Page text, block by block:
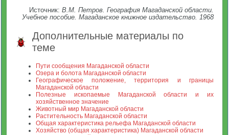
Источник: В.М. Петров. География Магаданской области.
Учебное пособие. Магаданское книжное издательство. 1968
Дополнительные материалы по
теме
Пути сообщения Магаданской области
Озера и болота Магаданской области
Географическое положение, территория и границы
Магаданской области
Полезные ископаемые Магаданской области и их
хозяйственное значение
Животный мир Магаданской области
Растительность Магаданской области
Общая характеристика рельефа Магаданской области
Хозяйство (общая характеристика) Магаданской области